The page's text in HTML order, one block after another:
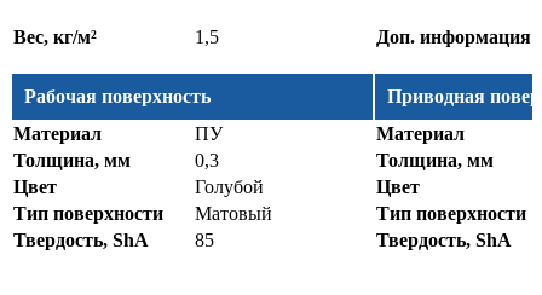
Вес, кг/м² 1,5 Доп. информация
Рабочая поверхность
Приводная
Материал
ПУ
Материал
Толщина, мм
0,3
Толщина, мм
Цвет
Голубой
Цвет
Тип поверхности
Матовый
Тип поверхности
Твердость, ShA
85 Твердость, ShA